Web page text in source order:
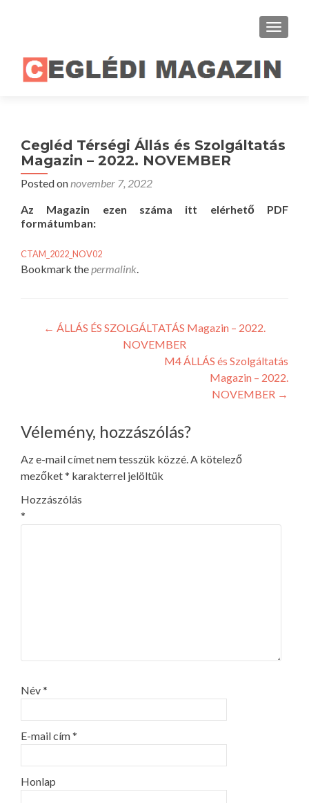
Cegléd Térségi Állás és Szolgáltatás
Magazin – 2022. NOVEMBER
Posted onnovember 7, 2022
Az Magazin ezen száma itt elérhető PDF
formátumban:
CTAM_2022_NOV02
Bookmark thepermalink.
Bejegyzés
← ÁLLÁS ÉS SZOLGÁLTATÁS Magazin – 2022.
NOVEMBER
M4 ÁLLÁS és Szolgáltatás
Magazin – 2022.
NOVEMBER →
Vélemény, hozzászólás?
Az e-mail címet nem tesszük közzé.A kötelező
mezőket* karakterrel jelöltük
Hozzászólás
*
Név*
E-mail cím*
Honlap